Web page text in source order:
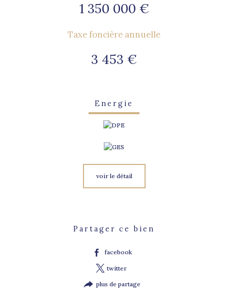
1 350 000 €
Taxe foncière annuelle
3 453 €
Energie
voir le détail
Partager ce bien
facebook
twitter
plus de partage